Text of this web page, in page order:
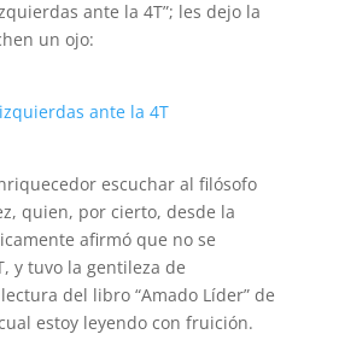
ante la 4T”; les dejo la
un ojo:
ante la 4T
escuchar al filósofo
quien, por cierto, desde la
afirmó que no se
y tuvo la gentileza de
del libro “Amado Líder” de
estoy leyendo con fruición.